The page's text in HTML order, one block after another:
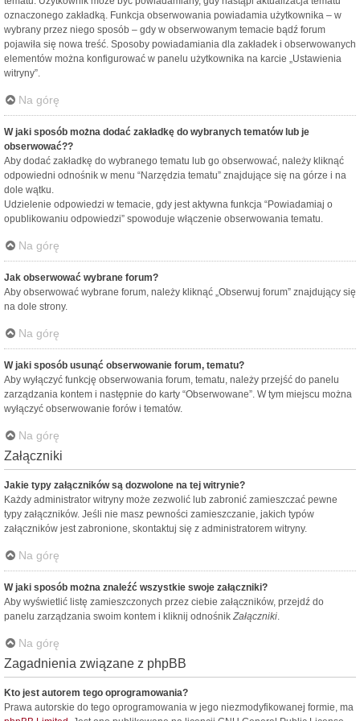
oznaczonego zakładką. Funkcja obserwowania powiadamia użytkownika – w
wybrany przez niego sposób – gdy w obserwowanym temacie bądź forum
pojawiła się nowa treść. Sposoby powiadamiania dla zakładek i obserwowanych
elementów można konfigurować w panelu użytkownika na karcie „Ustawienia
witryny”.
Na górę
W jaki sposób można dodać zakładkę do wybranych tematów lub je
obserwować??
Aby dodać zakładkę do wybranego tematu lub go obserwować, należy kliknąć
odpowiedni odnośnik w menu “Narzędzia tematu” znajdujące się na górze i na
dole wątku.
Udzielenie odpowiedzi w temacie, gdy jest aktywna funkcja “Powiadamiaj o
opublikowaniu odpowiedzi” spowoduje włączenie obserwowania tematu.
Na górę
Jak obserwować wybrane forum?
Aby obserwować wybrane forum, należy kliknąć „Obserwuj forum” znajdujący się
na dole strony.
Na górę
W jaki sposób usunąć obserwowanie forum, tematu?
Aby wyłączyć funkcję obserwowania forum, tematu, należy przejść do panelu
zarządzania kontem i następnie do karty “Obserwowane”. W tym miejscu można
wyłączyć obserwowanie forów i tematów.
Na górę
Załączniki
Jakie typy załączników są dozwolone na tej witrynie?
Każdy administrator witryny może zezwolić lub zabronić zamieszczać pewne
typy załączników. Jeśli nie masz pewności zamieszczanie, jakich typów
załączników jest zabronione, skontaktuj się z administratorem witryny.
Na górę
W jaki sposób można znaleźć wszystkie swoje załączniki?
Aby wyświetlić listę zamieszczonych przez ciebie załączników, przejdź do
panelu zarządzania swoim kontem i kliknij odnośnik Załączniki.
Na górę
Zagadnienia związane z phpBB
Kto jest autorem tego oprogramowania?
Prawa autorskie do tego oprogramowania w jego niezmodyfikowanej formie, ma